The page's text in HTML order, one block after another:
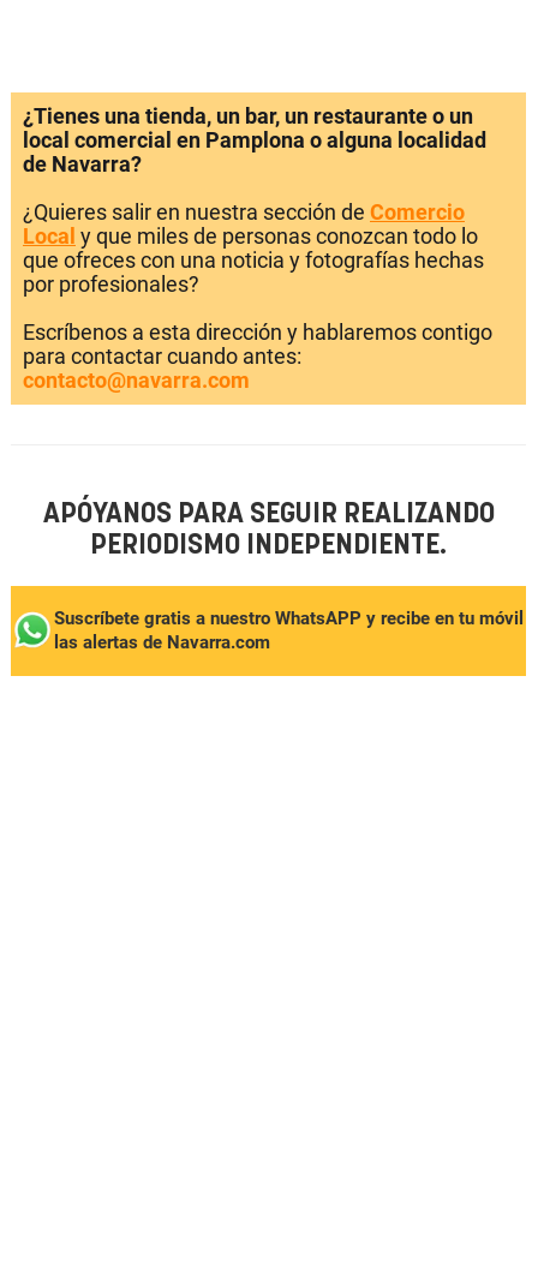
¿Tienes una tienda, un bar, un restaurante o un
local comercial en Pamplona o alguna localidad
de Navarra?
¿Quieres salir en nuestra sección de Comercio
Local y que miles de personas conozcan todo lo
que ofreces con una noticia y fotografías hechas
por profesionales?
Escríbenos a esta dirección y hablaremos contigo
para contactar cuando antes:
contacto@navarra.com
APÓYANOS PARA SEGUIR REALIZANDO
PERIODISMO INDEPENDIENTE.
Suscríbete gratis a nuestro WhatsAPP y recibe en tu móvil
las alertas de Navarra.com